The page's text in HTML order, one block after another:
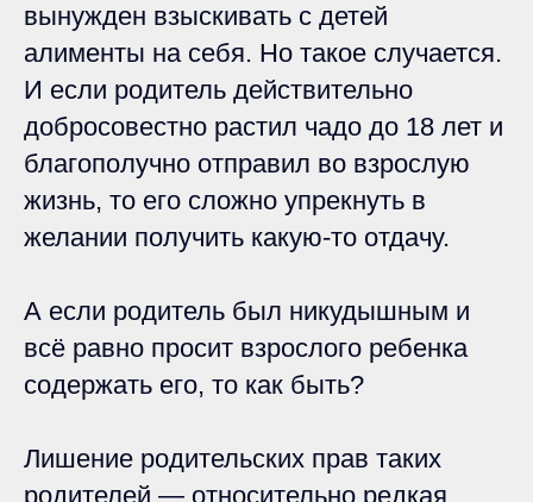
вынужден взыскивать с детей
алименты на себя. Но такое случается.
И если родитель действительно
добросовестно растил чадо до 18 лет и
благополучно отправил во взрослую
жизнь, то его сложно упрекнуть в
желании получить какую-то отдачу.
А если родитель был никудышным и
всё равно просит взрослого ребенка
содержать его, то как быть?
Лишение родительских прав таких
родителей — относительно редкая